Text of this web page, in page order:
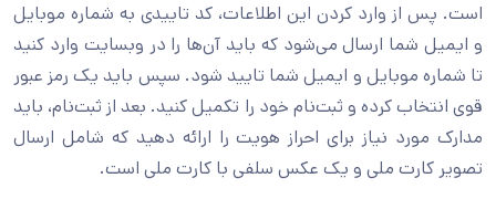
است. پس از وارد کردن این اطلاعات، کد تاییدی به شماره موبایل
و ایمیل شما ارسال می‌شود که باید آن‌ها را در وبسایت وارد کنید
تا شماره موبایل و ایمیل شما تایید شود. سپس باید یک رمز عبور
قوی انتخاب کرده و ثبت‌نام خود را تکمیل کنید. بعد از ثبت‌نام، باید
مدارک مورد نیاز برای احراز هویت را ارائه دهید که شامل ارسال
تصویر کارت ملی و یک عکس سلفی با کارت ملی است.